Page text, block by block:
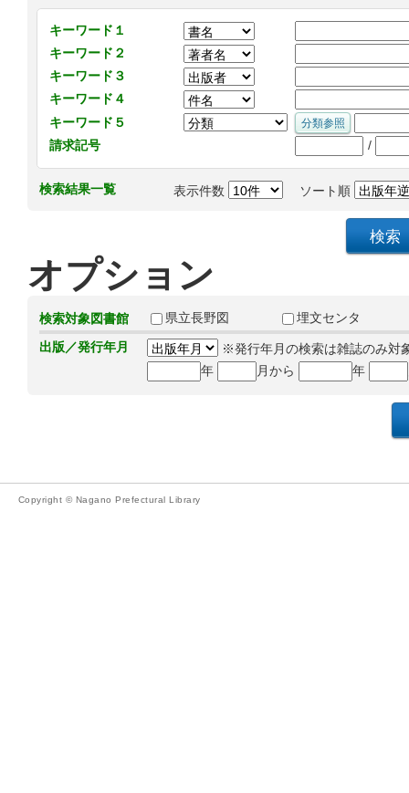
キーワード１
キーワード２
キーワード３
キーワード４
キーワード５
請求記号
/
検索結果一覧 表示件数 ソート順
オプション
検索対象図書館 県立長野図
埋文センタ
出版／発行年月
※発行年月の検索は雑誌のみ対
年
月から 年
Copyright © Nagano Prefectural Library